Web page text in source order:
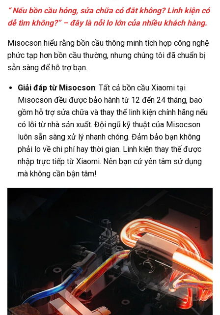
“ Nếu bồn cầu hỏng, sửa chữa có đắt không? Linh kiện có
dễ tìm không?” – đây là nỗi lo lớn của nhiều khách hàng.
Misocson hiểu rằng bồn cầu thông minh tích hợp công nghệ
phức tạp hơn bồn cầu thường, nhưng chúng tôi đã chuẩn bị
sẵn sàng để hỗ trợ bạn.
Giải đáp từ Misocson: Tất cả bồn cầu Xiaomi tại
Misocson đều được bảo hành từ 12 đến 24 tháng, bao
gồm hỗ trợ sửa chữa và thay thế linh kiện chính hãng nếu
có lỗi từ nhà sản xuất. Đội ngũ kỹ thuật của Misocson
luôn sẵn sàng xử lý nhanh chóng. Đảm bảo bạn không
phải lo về chi phí hay thời gian. Linh kiện thay thế được
nhập trực tiếp từ Xiaomi. Nên bạn cứ yên tâm sử dụng
mà không cần bận tâm!